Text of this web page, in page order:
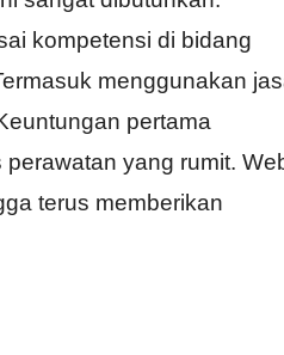
kompetensi di bidang
menggunakan
pertama
yang rumit.
terus memberikan